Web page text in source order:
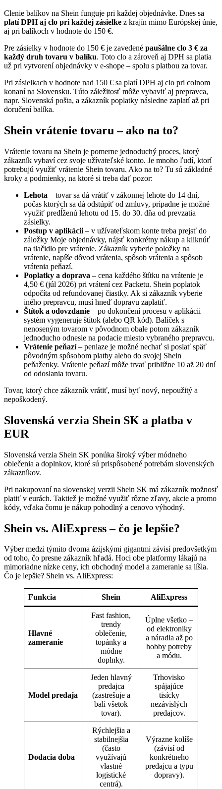
Clenie balíkov na Shein funguje pri každej objednávke. Dnes sa
platí DPH aj clo pri každej zásielke z krajín mimo Európskej únie,
aj pri balíkoch v hodnote do 150 €.
Pre zásielky v hodnote do 150 € je zavedené paušálne clo 3 € za
každý druh tovaru v balíku. Toto clo a zároveň aj DPH sa platia
už pri vytvorení objednávky v e-shope – spolu s platbou za tovar.
Pri zásielkach v hodnote nad 150 € sa platí DPH aj clo pri colnom
konaní na Slovensku. Túto záležitosť môže vybaviť aj prepravca,
napr. Slovenská pošta, a zákazník poplatky následne zaplatí až pri
doručení balíka.
Shein vrátenie tovaru – ako na to?
Vrátenie tovaru na Shein je pomerne jednoduchý proces, ktorý
zákazník vybaví cez svoje užívateľské konto. Je mnoho ľudí, ktorí
potrebujú využiť vrátenie Shein tovaru. Ako na to? Tu sú základné
kroky a podmienky, na ktoré si treba dať pozor:
Lehota – tovar sa dá vrátiť v zákonnej lehote do 14 dní,
počas ktorých sa dá odstúpiť od zmluvy, prípadne je možné
využiť predĺženú lehotu od 15. do 30. dňa od prevzatia
zásielky.
Postup v aplikácii – v užívateľskom konte treba prejsť do
záložky Moje objednávky, nájsť konkrétny nákup a kliknúť
na tlačidlo pre vrátenie. Zákazník vyberie položky na
vrátenie, napíše dôvod vrátenia, spôsob vrátenia a spôsob
vrátenia peňazí.
Poplatky a doprava – cena každého štítku na vrátenie je
4,50 € (júl 2026) pri vrátení cez Packetu. Shein poplatok
odpočíta od refundovanej čiastky. Ak si zákazník vyberie
iného prepravcu, musí hneď dopravu zaplatiť.
Štítok a odovzdanie – po dokončení procesu v aplikácii
systém vygeneruje štítok (alebo QR kód). Balíček s
nenoseným tovarom v pôvodnom obale potom zákazník
jednoducho odnesie na podacie miesto vybraného prepravcu.
Vrátenie peňazí– peniaze je možné nechať si poslať späť
pôvodným spôsobom platby alebo do svojej Shein
peňaženky. Vrátenie peňazí môže trvať približne 10 až 20 dní
od odoslania tovaru.
Tovar, ktorý chce zákazník vrátiť, musí byť nový, nepoužitý a
nepoškodený.
Slovenská verzia Shein SK a platba v
EUR
Slovenská verzia Shein SK ponúka široký výber módneho
oblečenia a doplnkov, ktoré sú prispôsobené potrebám slovenských
zákazníkov.
Pri nakupovaní na slovenskej verzii Shein SK má zákazník možnosť
platiť v eurách. Taktiež je možné využiť rôzne zľavy, akcie a promo
kódy, vďaka čomu je nákup pohodlný a cenovo výhodný.
Shein vs. AliExpress – čo je lepšie?
Výber medzi týmito dvoma ázijskými gigantmi závisí predovšetkým
od toho, čo presne zákazník hľadá. Hoci obe platformy lákajú na
mimoriadne nízke ceny, ich obchodný model a zameranie sa líšia.
Čo je lepšie? Shein vs. AliExpress:
Funkcia Shein AliExpress
Hlavné
zameranie
Fast fashion,
trendy
oblečenie,
topánky a
módne
doplnky.
Úplne všetko –
od elektroniky
a náradia až po
hobby potreby
a módu.
Model predaja
Jeden hlavný
predajca
(zastrešuje a
balí všetok
tovar).
Trhovisko
spájajúce
tisícky
nezávislých
predajcov.
Dodacia doba
Rýchlejšia a
stabilnejšia
(často
využívajú
vlastné
logistické
centrá).
Výrazne kolíše
(závisí od
konkrétneho
predajcu a typu
dopravy).